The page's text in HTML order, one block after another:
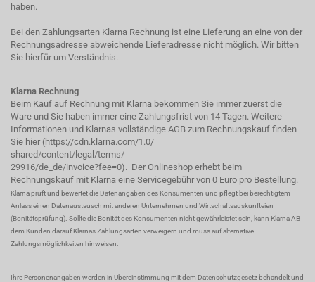
haben.
Bei den Zahlungsarten Klarna Rechnung ist eine Lieferung an eine von der
Rechnungsadresse abweichende Lieferadresse nicht möglich. Wir bitten
Sie hierfür um Verständnis.
Klarna Rechnung
Beim Kauf auf Rechnung mit Klarna bekommen Sie immer zuerst die
Ware und Sie haben immer eine Zahlungsfrist von 14 Tagen. Weitere
Informationen und Klarnas vollständige AGB zum Rechnungskauf finden
Sie hier (https://cdn.klarna.com/1.0/
shared/content/legal/terms/
29916/de_de/invoice?fee=0). Der Onlineshop erhebt beim
Rechnungskauf mit Klarna eine Servicegebühr von 0 Euro pro Bestellung.
Klarna prüft und bewertet die Datenangaben des Konsumenten und pflegt bei berechtigtem
Anlass einen Datenaustausch mit anderen Unternehmen und Wirtschaftsauskunfteien
(Bonitätsprüfung). Sollte die Bonität des Konsumenten nicht gewährleistet sein, kann Klarna AB
dem Kunden darauf Klarnas Zahlungsarten verweigern und muss auf alternative
Zahlungsmöglichkeiten hinweisen.
Ihre Personenangaben werden in Übereinstimmung mit dem Datenschutzgesetz behandelt und